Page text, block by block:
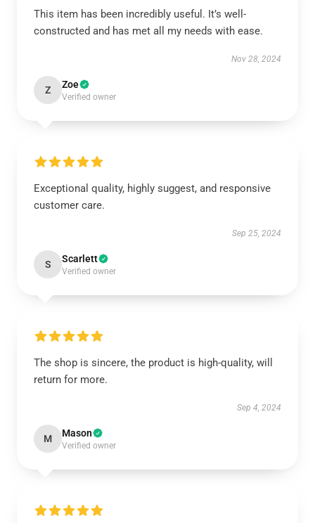
This item has been incredibly useful. It’s well-
constructed and has met all my needs with ease.
Nov 28, 2024
Z Zoe
Verified owner
Exceptional quality, highly suggest, and responsive
customer care.
Sep 25, 2024
S Scarlett
Verified owner
The shop is sincere, the product is high-quality, will
return for more.
Sep 4, 2024
M Mason
Verified owner